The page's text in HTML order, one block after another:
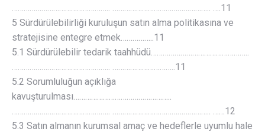
………………………………………….. ………………………………………….. ….11
5 Sürdürülebilirliği kuruluşun satın alma politikasına ve
stratejisine entegre etmek……………..11
5.1 Sürdürülebilir tedarik taahhüdü…………………………………………..
………………………………………….. …………………………..11
5.2 Sorumluluğun açıklığa
kavuşturulması…………………………………………..
………………………………………….. ………………………………………….. ……12
5.3 Satın almanın kurumsal amaç ve hedeflerle uyumlu hale